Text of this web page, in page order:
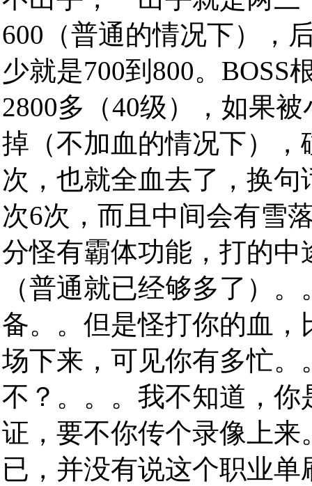
600（普通的情况下），
少就是700到800。BOSS
2800多（40级），如果
掉（不加血的情况下），
次，也就全血去了，换
次6次，而且中间会有雪
分怪有霸体功能，打的
（普通就已经够多了）
备。。但是怪打你的血
场下来，可见你有多忙
不？。。。我不知道，
证，要不你传个录像上
已，并没有说这个职业